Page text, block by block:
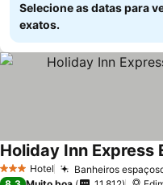
Selecione as datas para
exatos.
3 EstrelasHotel Banheiros
Holiday Inn Express